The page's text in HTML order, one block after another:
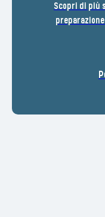
Scopri di più